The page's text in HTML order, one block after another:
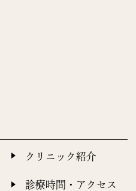
クリニック紹介
診療時間・アクセス